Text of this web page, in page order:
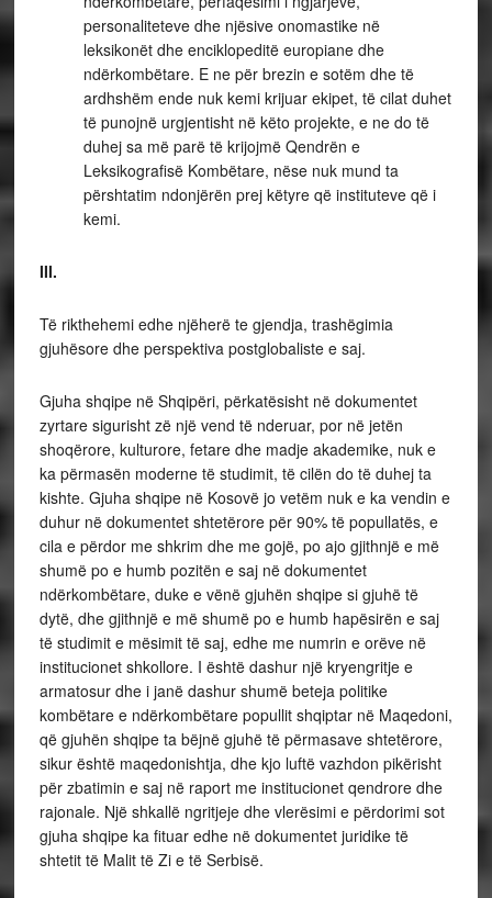
personaliteteve dhe njësive onomastike në
leksikonët dhe enciklopeditë europiane dhe
ndërkombëtare. E ne për brezin e sotëm dhe të
ardhshëm ende nuk kemi krijuar ekipet, të cilat duhet
të punojnë urgjentisht në këto projekte, e ne do të
duhej sa më parë të krijojmë Qendrën e
Leksikografisë Kombëtare, nëse nuk mund ta
përshtatim ndonjërën prej këtyre që instituteve që i
kemi.
III.
Të rikthehemi edhe njëherë te gjendja, trashëgimia
gjuhësore dhe perspektiva postglobaliste e saj.
Gjuha shqipe në Shqipëri, përkatësisht në dokumentet
zyrtare sigurisht zë një vend të nderuar, por në jetën
shoqërore, kulturore, fetare dhe madje akademike, nuk e
ka përmasën moderne të studimit, të cilën do të duhej ta
kishte. Gjuha shqipe në Kosovë jo vetëm nuk e ka vendin e
duhur në dokumentet shtetërore për 90% të popullatës, e
cila e përdor me shkrim dhe me gojë, po ajo gjithnjë e më
shumë po e humb pozitën e saj në dokumentet
ndërkombëtare, duke e vënë gjuhën shqipe si gjuhë të
dytë, dhe gjithnjë e më shumë po e humb hapësirën e saj
të studimit e mësimit të saj, edhe me numrin e orëve në
institucionet shkollore. I është dashur një kryengritje e
armatosur dhe i janë dashur shumë beteja politike
kombëtare e ndërkombëtare popullit shqiptar në Maqedoni,
që gjuhën shqipe ta bëjnë gjuhë të përmasave shtetërore,
sikur është maqedonishtja, dhe kjo luftë vazhdon pikërisht
për zbatimin e saj në raport me institucionet qendrore dhe
rajonale. Një shkallë ngritjeje dhe vlerësimi e përdorimi sot
gjuha shqipe ka fituar edhe në dokumentet juridike të
shtetit të Malit të Zi e të Serbisë.